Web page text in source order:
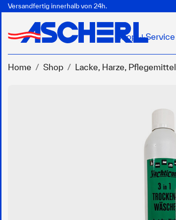
Versandfertig innerhalb von 24h.
Shop ↓Service
Home Shop Lacke, Harze, Pflegemittel